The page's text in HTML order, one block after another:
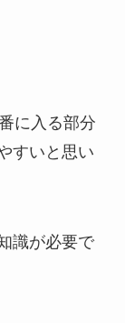
に入る部分
すいと思い
識が必要で